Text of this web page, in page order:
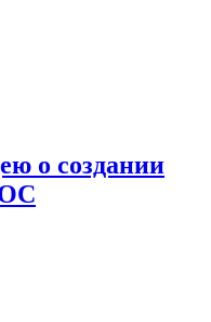
о создании